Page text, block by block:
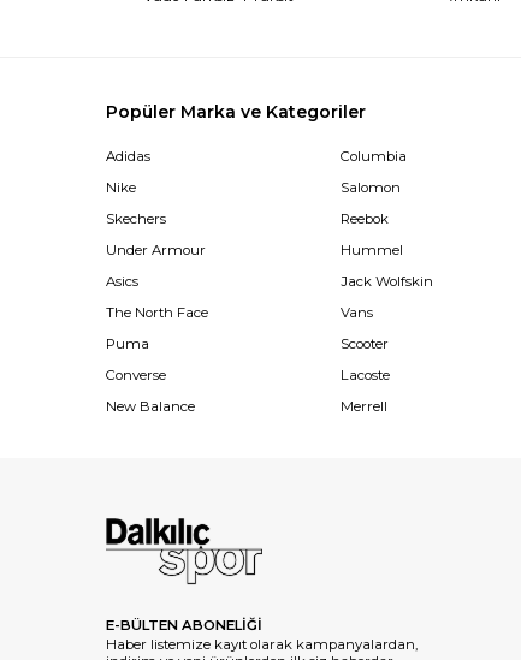
Popüler Marka ve Kategoriler
Adidas
Nike
Skechers
Under Armour
Asics
The North Face
Puma
Converse
New Balance
Columbia
Salomon
Reebok
Hummel
Jack Wolfskin
Vans
Scooter
Lacoste
Merrell
E-BÜLTEN ABONELİĞİ
Haber listemize kayıt olarak kampanyalardan,